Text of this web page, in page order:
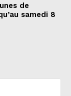
de
samedi 8